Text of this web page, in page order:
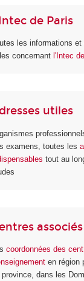
de Paris
les informations et
concernant l'Intec
utiles
examens, toutes les
tout au
associés
coordonnées des
en région
province, dans les